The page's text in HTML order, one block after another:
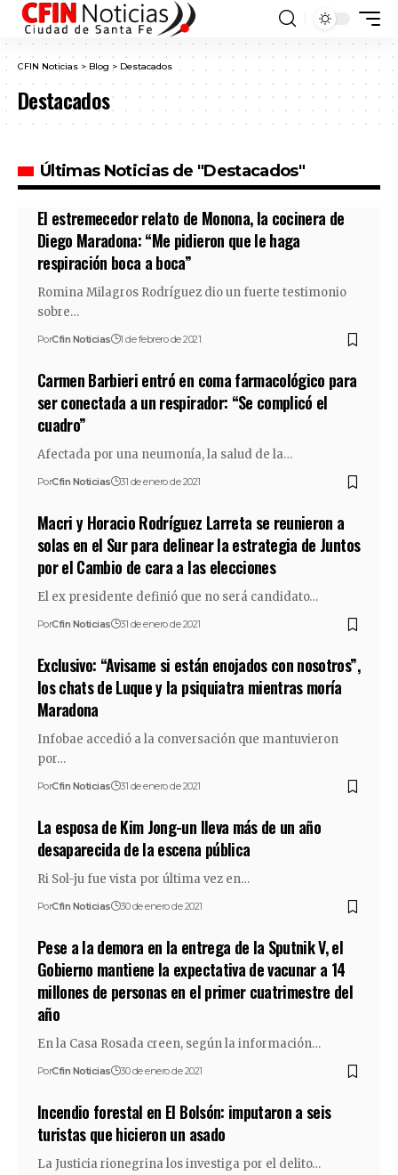
CFIN Noticias > Blog > Destacados
Destacados
Últimas Noticias de "Destacados"
El estremecedor relato de Monona, la cocinera de
Diego Maradona: “Me pidieron que le haga
respiración boca a boca”
Romina Milagros Rodríguez dio un fuerte testimonio
sobre…
PorCfin Noticias 1 de febrero de 2021
Carmen Barbieri entró en coma farmacológico para
ser conectada a un respirador: “Se complicó el
cuadro”
Afectada por una neumonía, la salud de la…
PorCfin Noticias 31 de enero de 2021
Macri y Horacio Rodríguez Larreta se reunieron a
solas en el Sur para delinear la estrategia de Juntos
por el Cambio de cara a las elecciones
El ex presidente definió que no será candidato…
PorCfin Noticias 31 de enero de 2021
Exclusivo: “Avisame si están enojados con nosotros”,
los chats de Luque y la psiquiatra mientras moría
Maradona
Infobae accedió a la conversación que mantuvieron
por…
PorCfin Noticias 31 de enero de 2021
La esposa de Kim Jong-un lleva más de un año
desaparecida de la escena pública
Ri Sol-ju fue vista por última vez en…
PorCfin Noticias 30 de enero de 2021
Pese a la demora en la entrega de la Sputnik V, el
Gobierno mantiene la expectativa de vacunar a 14
millones de personas en el primer cuatrimestre del
año
En la Casa Rosada creen, según la información…
PorCfin Noticias 30 de enero de 2021
Incendio forestal en El Bolsón: imputaron a seis
turistas que hicieron un asado
La Justicia rionegrina los investiga por el delito…